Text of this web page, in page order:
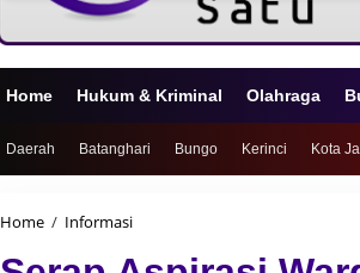
Home Hukum & Kriminal Olahraga
Daerah Batanghari Bungo Kerinci Kota
Home / Informasi
r